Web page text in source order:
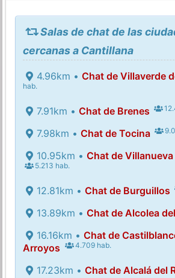
Salas de chat de las
cercanas a Cantillana
4.96km • Chat de Villaverde
hab.
7.91km • Chat de Brenes
7.98km • Chat de Tocina
10.95km • Chat de
5.213 hab.
12.81km • Chat de Burguillos
13.89km • Chat de Alcolea
16.16km • Chat de
Arroyos
4.709 hab.
17.23km • Chat de Alcalá del